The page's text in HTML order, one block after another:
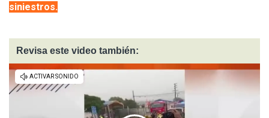
siniestros.
Revisa este video también: